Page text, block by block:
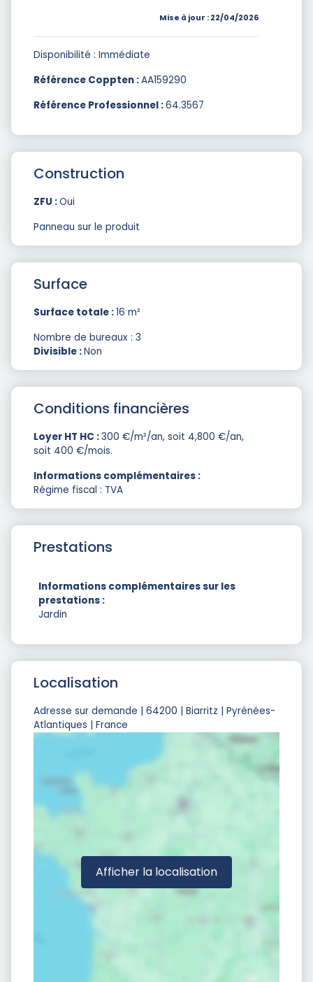
Mise à jour : 22/04/2026
Disponibilité : Immédiate
Référence Coppten :AA159290
Référence Professionnel :64.3567
Construction
ZFU :Oui
Panneau sur le produit
Surface
Surface totale :16 m²
Nombre de bureaux : 3
Divisible :Non
Conditions financières
Loyer HT HC :300 €/m²/an, soit 4,800 €/an,
soit 400 €/mois.
Informations complémentaires :
Régime fiscal : TVA
Prestations
Informations complémentaires sur les
prestations :
Jardin
Localisation
Adresse sur demande | 64200 | Biarritz | Pyrénées-
Atlantiques | France
Afficher la localisation